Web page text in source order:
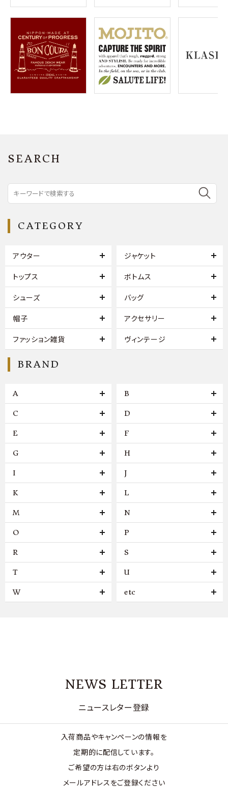
OFFICIAL WEB SITE
ACCOUNT MENU
ようこそ ゲスト 様
meeting_room ログイン 会員登録
SEARCH
CATEGORY
アウター ジャケット
トップス ボトムス
シューズ バッグ
帽子 アクセサリー
ファッション雑貨 ヴィンテージ
BRAND
A B
C D
E F
G H
I J
K L
M N
O P
R S
T U
W etc
NEWS LETTER
ニュースレター登録
入荷商品やキャンペーンの情報を
定期的に配信しています。
ご希望の方は右のボタンより
メールアドレスをご登録ください